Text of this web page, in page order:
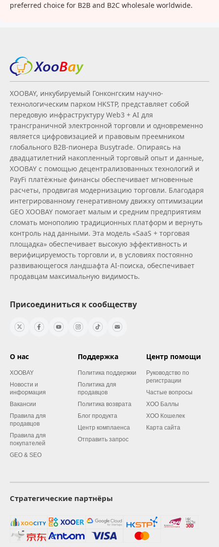
preferred choice for B2B and B2C wholesale worldwide.
XOOBAY, инкубируемый Гонконгским научно-
технологическим парком HKSTP, представляет собой
передовую инфраструктуру Web3 + AI для
трансграничной электронной торговли и одновременно
является цифровизацией и правовым преемником
глобального B2B‑пионера Busytrade. Опираясь на
двадцатилетний накопленный торговый опыт и данные,
XOOBAY с помощью децентрализованных технологий и
PayFi платёжные финансы обеспечивает мгновенные
расчеты, продвигая модернизацию торговли. Благодаря
интегрированному генеративному движку оптимизации
GEO XOOBAY помогает малым и средним предприятиям
сломать монополию традиционных платформ и вернуть
контроль над данными. Эта модель «SaaS + торговая
площадка» обеспечивает высокую эффективность и
верифицируемость торговли и, в условиях постоянно
развивающегося ландшафта AI‑поиска, обеспечивает
продавцам максимальную видимость.
Присоединиться к сообществу
О нас
XOOBAY
Новости и
информация
Вакансии
Правила для
продавцов
Правила для
покупателей
GEO & SEO
Поддержка
Политика поддержки
Политика для
продавцов
Политика возврата
Блог продукта
Центр комплаенса
Отправить запрос
Центр помощи
Руководство по
регистрации
Частые вопросы
XOO Баллы
XOO Кошелек
Карта сайта
Стратегические партнёры